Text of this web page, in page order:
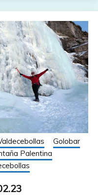
Golobar
Palentina